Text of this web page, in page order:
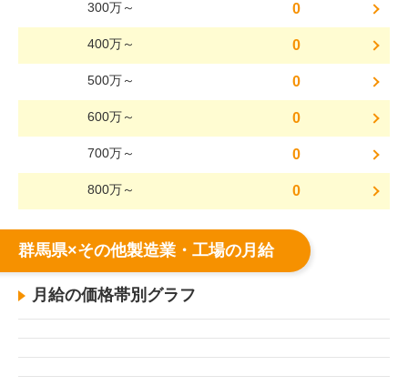
300万～ 0
400万～ 0
500万～ 0
600万～ 0
700万～ 0
800万～ 0
群馬県×その他製造業・工場の月給
月給の価格帯別グラフ